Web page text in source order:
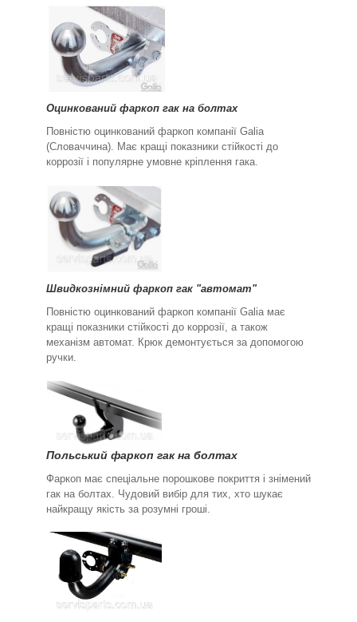
Оцинкований фаркоп гак на болтах
Повністю оцинкований фаркоп компанії Galia
(Словаччина). Має кращі показники стійкості до
коррозії і популярне умовне кріплення гака.
Швидкознімний фаркоп гак "автомат"
Повністю оцинкований фаркоп компанії Galia має
кращі показники стійкості до коррозії, а також
механізм автомат. Крюк демонтується за допомогою
ручки.
Польський фаркоп гак на болтах
Фаркоп має спеціальне порошкове покриття і знімений
гак на болтах. Чудовий вибір для тих, хто шукає
найкращу якість за розумні гроші.